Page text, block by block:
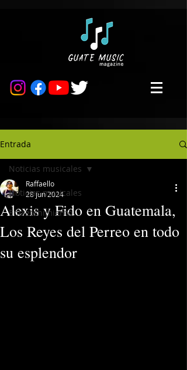
Entrada
Noticias musicales
Entretenimiento
Noticias musicales
Alexis y Fido en Guatemala,
Los Reyes del Perreo en todo
su esplendor
Raffaello
28 jun 2024